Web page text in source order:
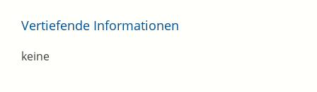
Vertiefende Informationen
keine